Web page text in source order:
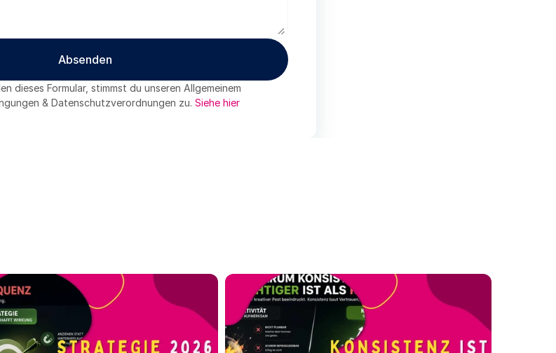
Absenden
Absenden
dieses Formular, stimmst du unseren Allgemeinem
& Datenschutzverordnungen zu. Siehe hier